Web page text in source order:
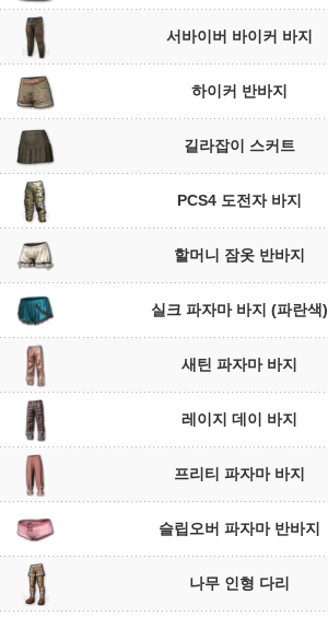
서바이버 바이커 바지
하이커 반바지
길라잡이 스커트
PCS4 도전자 바지
할머니 잠옷 반바지
실크 파자마 바지 (파란색)
새틴 파자마 바지
레이지 데이 바지
프리티 파자마 바지
슬립오버 파자마 반바지
나무 인형 다리